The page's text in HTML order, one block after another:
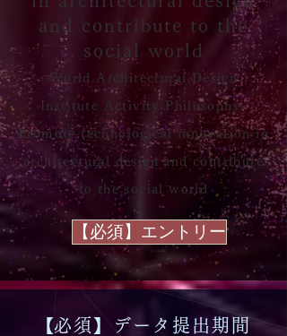
and contribute to the
social world
World Architectural Design
Institute Activity Philosophy-
Promote technological innovation in
architectural design and contribute
to the social world
【必須】エントリー
​【必須】データ提出期間